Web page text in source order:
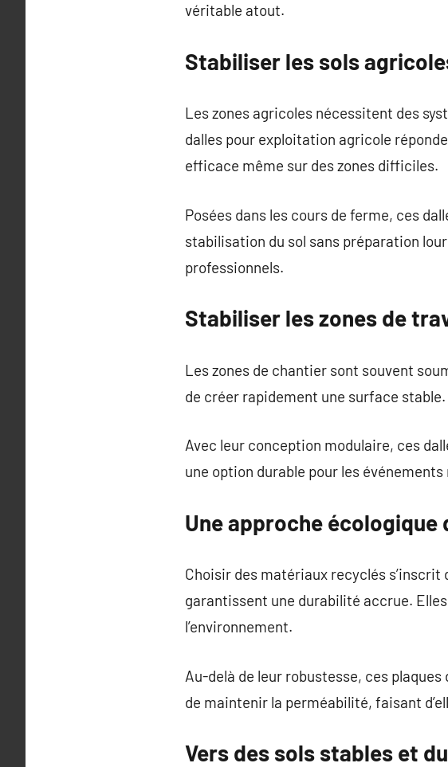
véritable atout.
Stabiliser les sols
Les zones agricoles nécessitent des
dalles pour exploitation agricole
efficace même sur des zones difficiles.
Posées dans les cours de ferme, ces
stabilisation du sol sans préparation
professionnels.
Stabiliser les zones de
Les zones de chantier sont souvent
de créer rapidement une surface
Avec leur conception modulaire, ces
une option durable pour les
Une approche
Choisir des matériaux recyclés
garantissent une durabilité accrue.
l’environnement.
Au-delà de leur robustesse, ces
de maintenir la perméabilité, faisant
Vers des sols stables et